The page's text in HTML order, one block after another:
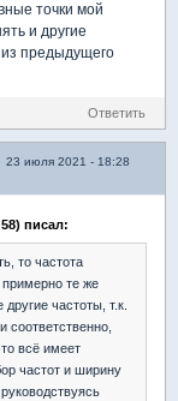
точки мой
и другие
предыдущего
Ответить
23 июля 2021 - 18:28
писал:
то частота
примерно те же
частоты, т.к.
соответственно,
всё имеет
частот и ширину